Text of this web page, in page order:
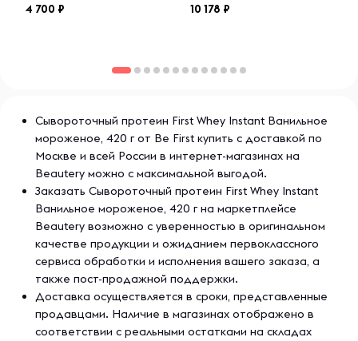
4 700 10 178
Сывороточный протеин First Whey Instant Ванильное
мороженое, 420 г от Be First купить с доставкой по
Москве и всей России в интернет-магазинах на
Beautery можно с максимальной выгодой.
Заказать Сывороточный протеин First Whey Instant
Ванильное мороженое, 420 г на маркетплейсе
Beautery возможно с уверенностью в оригинальном
качестве продукции и ожиданием первоклассного
сервиса обработки и исполнения вашего заказа, а
также пост-продажной поддержки.
Доставка осуществляется в сроки, представленные
продавцами. Наличие в магазинах отображено в
соответствии с реальными остатками на складах